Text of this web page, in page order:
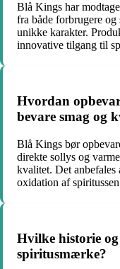
Blå Kings har
fra både forbrugere
unikke karakter.
innovative tilgang til
Hvordan
bevare smag og
Blå Kings bør
direkte sollys og
kvalitet. Det anbefales
oxidation af
Hvilke historie
spiritusmærke?